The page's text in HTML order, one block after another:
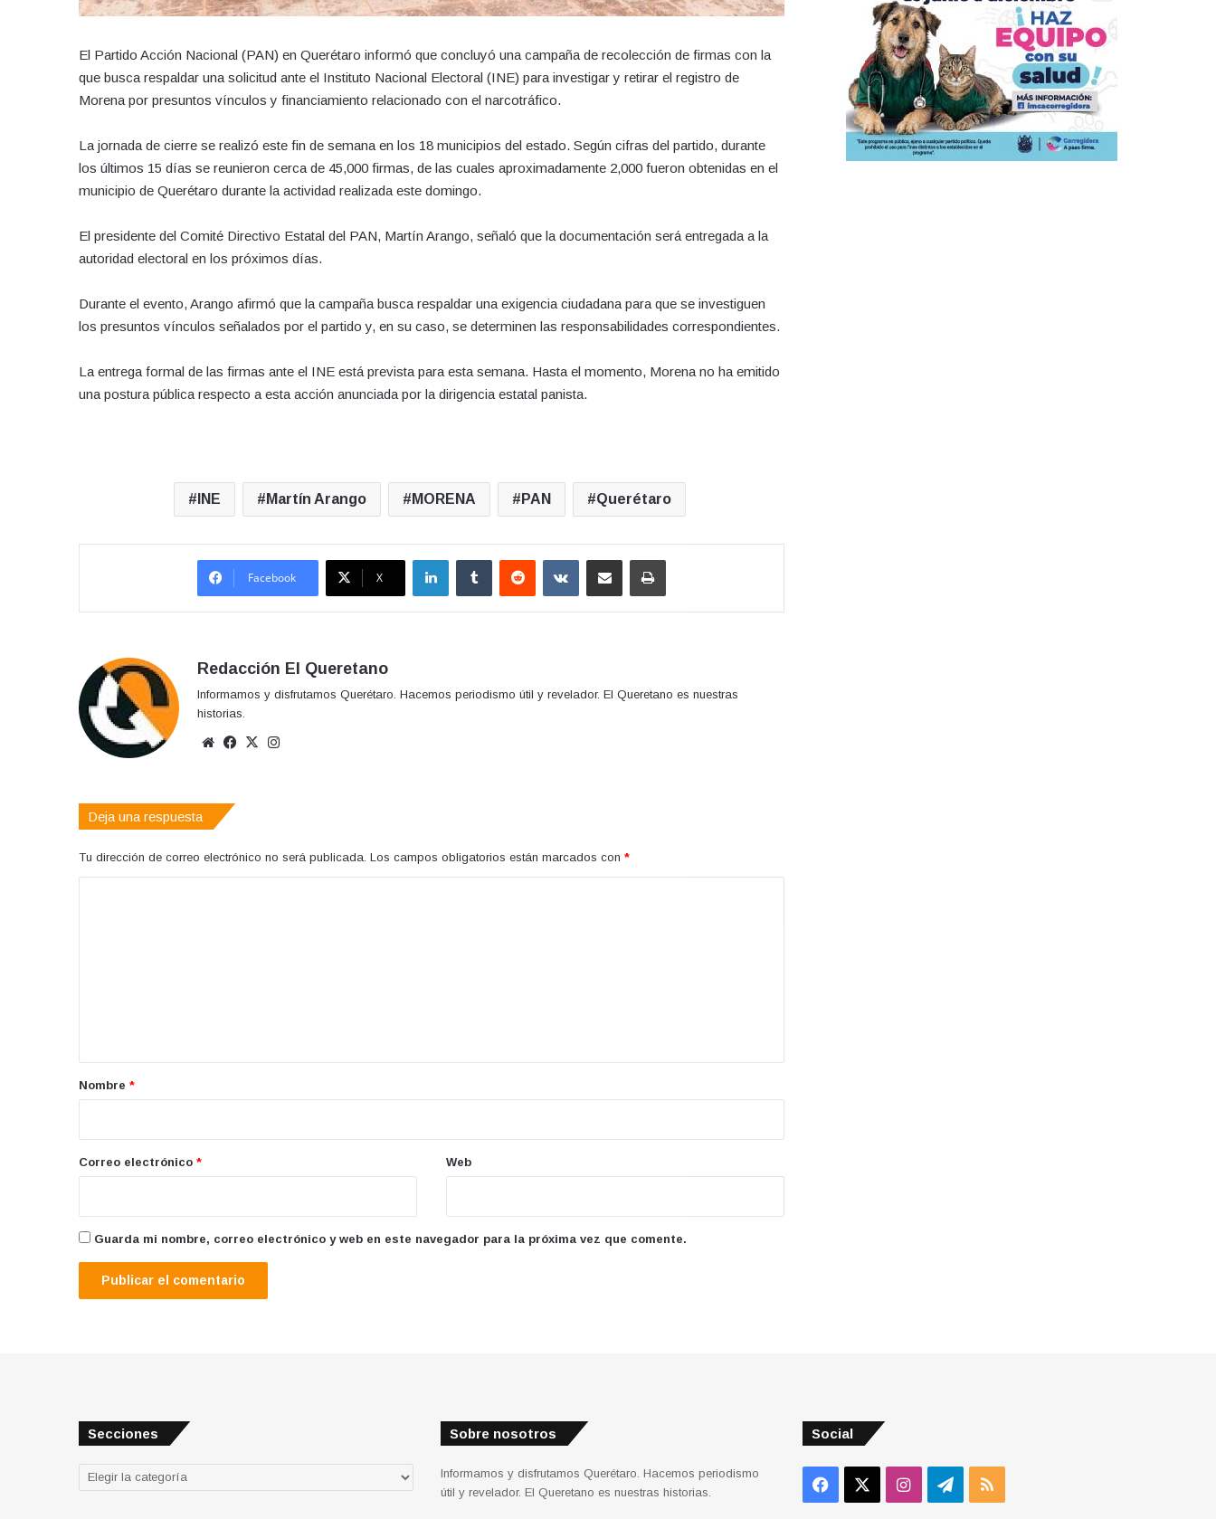
El Partido Acción Nacional (PAN) en Querétaro informó que concluyó una campaña de recolección de firmas con la
que busca respaldar una solicitud ante el Instituto Nacional Electoral (INE) para investigar y retirar el registro de
Morena por presuntos vínculos y financiamiento relacionado con el narcotráfico.
La jornada de cierre se realizó este fin de semana en los 18 municipios del estado. Según cifras del partido, durante
los últimos 15 días se reunieron cerca de 45,000 firmas, de las cuales aproximadamente 2,000 fueron obtenidas en el
municipio de Querétaro durante la actividad realizada este domingo.
El presidente del Comité Directivo Estatal del PAN, Martín Arango, señaló que la documentación será entregada a la
autoridad electoral en los próximos días.
Durante el evento, Arango afirmó que la campaña busca respaldar una exigencia ciudadana para que se investiguen
los presuntos vínculos señalados por el partido y, en su caso, se determinen las responsabilidades correspondientes.
La entrega formal de las firmas ante el INE está prevista para esta semana. Hasta el momento, Morena no ha emitido
una postura pública respecto a esta acción anunciada por la dirigencia estatal panista.
INE Martín Arango MORENA PAN Querétaro
Facebook X
LinkedInTumblr Reddit VKontakteCompartir por correo electrónicoImprimir
Redacción El Queretano
Informamos y disfrutamos Querétaro. Hacemos periodismo útil y revelador. El Queretano es nuestras
historias.
Sitio
Facebook
X
Deja una respuesta
Tu dirección de correo electrónico no será publicada. Los campos obligatorios están marcados con *
r
*
Nombre *
Correo electrónico * Web
Guarda mi nombre, correo electrónico y web en este navegador para la próxima vez que comente.
Secciones
Secciones
Sobre nosotros
Informamos y disfrutamos Querétaro. Hacemos periodismo
útil y revelador. El Queretano es nuestras historias.
Social
Facebook InstagramTelegram
RSS